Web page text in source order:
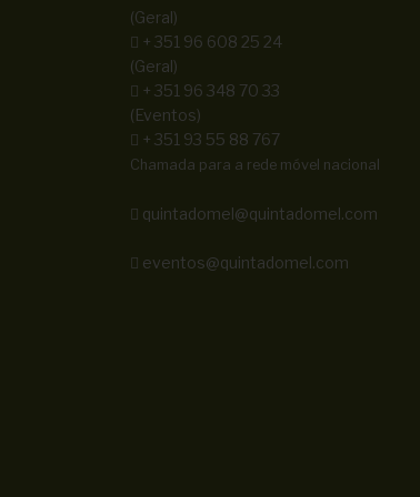
(Geral)
+ 351 96 608 25 24
(Geral)
+ 351 96 348 70 33
(Eventos)
+ 351 93 55 88 767
Chamada para a rede móvel nacional
quintadomel@quintadomel.com
eventos@quintadomel.com